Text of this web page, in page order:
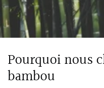
Pourquoi nous
bambou